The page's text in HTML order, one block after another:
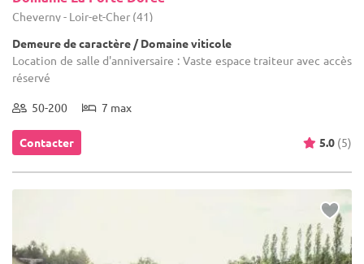
Cheverny - Loir-et-Cher (41)
Demeure de caractère / Domaine viticole
Location de salle d'anniversaire : Vaste espace traiteur avec accès
réservé
50-200 7 max
Contacter 5.0 (5)